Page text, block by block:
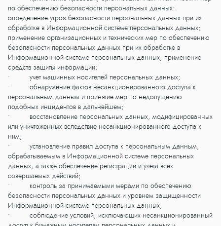
по обеспечению безопасности персональных данных:
определение угроз безопасности персональных данных при их
обработке в Информационной системе персональных данных;
применение организационных и технических мер по обеспечению
безопасности персональных данных при их обработке в
Информационной системе персональных данных; применение
средств защиты информации;
• учет машинных носителей персональных данных;
• обнаружение фактов несанкционированного доступа к
персональным данным и принятие мер по недопущению
подобных инцидентов в дальнейшем;
• восстановление персональных данных, модифицированных
или уничтоженных вследствие несанкционированного доступа к
ним;
• установление правил доступа к персональным данным,
обрабатываемым в Информационной системе персональных
данных, а также обеспечение регистрации и учета всех
совершаемых действий;
• контроль за принимаемыми мерами по обеспечению
безопасности персональных данных и уровнем защищенности
Информационной системе персональных данных;
• соблюдение условий, исключающих несанкционированный